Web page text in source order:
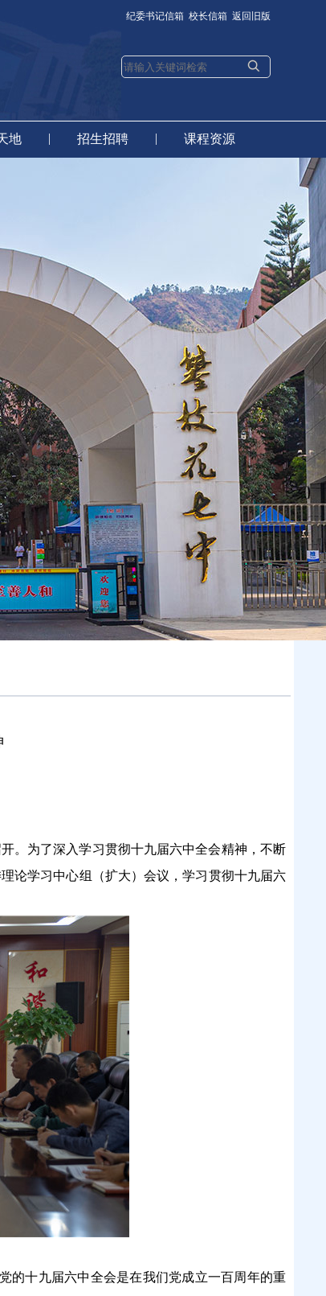
纪委书记信箱 校长信箱 返回旧版
地 | 招生招聘 | 课程资源
。为了深入学习贯彻十九届六中全会精神，不断
论学习中心组（扩大）会议，学习贯彻十九届六
的十九届六中全会是在我们党成立一百周年的重